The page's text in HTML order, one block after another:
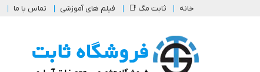
خانه ثابت مگ 📑 فیلم های آموزشی تماس با ما